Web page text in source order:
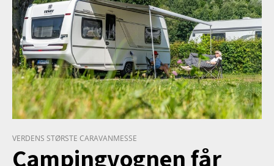
VERDENS STØRSTE CARAVANMESSE
Campingvognen får